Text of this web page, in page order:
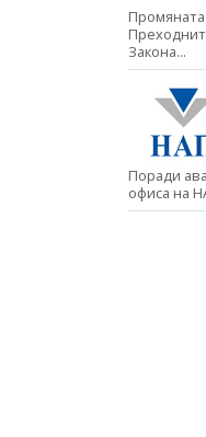
Закона...
Поради
офиса на